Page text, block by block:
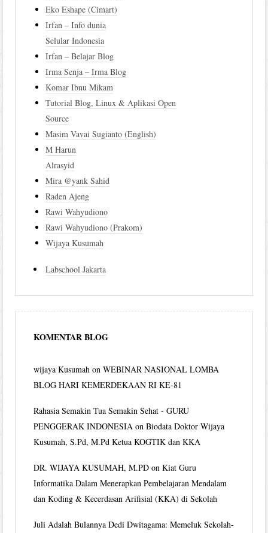
Eko Eshape (Cimart)
Irfan – Info dunia
Selular Indonesia
Irfan – Belajar Blog
Irma Senja – Irma Blog
Komar Ibnu Mikam
Tutorial Blog, Linux & Aplikasi Open
Source
Masim Vavai Sugianto (English)
M Harun
Alrasyid
Mira @yank Sahid
Raden Ajeng
Rawi Wahyudiono
Rawi Wahyudiono (Prakom)
Wijaya Kusumah
Labschool Jakarta
KOMENTAR BLOG
wijaya Kusumah onWEBINAR NASIONAL LOMBA
BLOG HARI KEMERDEKAAN RI KE-81
Rahasia Semakin Tua Semakin Sehat - GURU
PENGGERAK INDONESIA onBiodata Doktor Wijaya
Kusumah, S.Pd, M.Pd Ketua KOGTIK dan KKA
DR. WIJAYA KUSUMAH, M.PD onKiat Guru
Informatika Dalam Menerapkan Pembelajaran Mendalam
dan Koding & Kecerdasan Arifisial (KKA) di Sekolah
Juli Adalah Bulannya Dedi Dwitagama: Memeluk Sekolah-